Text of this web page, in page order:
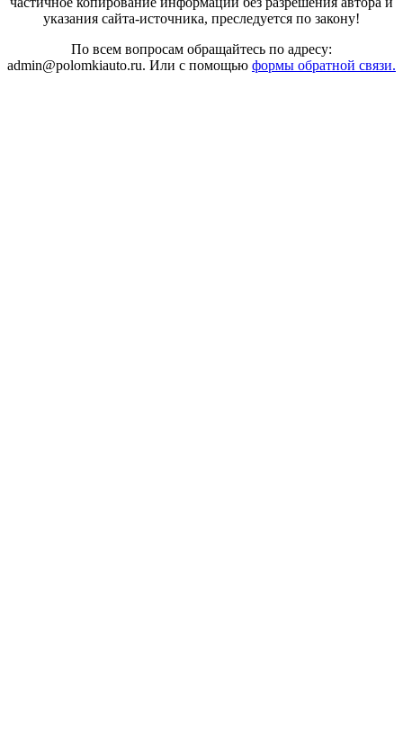
указания сайта-источника, преследуется по закону!
По всем вопросам обращайтесь по адресу:
admin@polomkiauto.ru. Или с помощью формы обратной связи.